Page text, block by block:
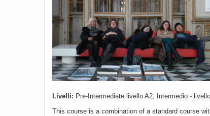
Livelli: Pre-Intermediate livello A2, Intermedio -
This course is a combination of a standard course